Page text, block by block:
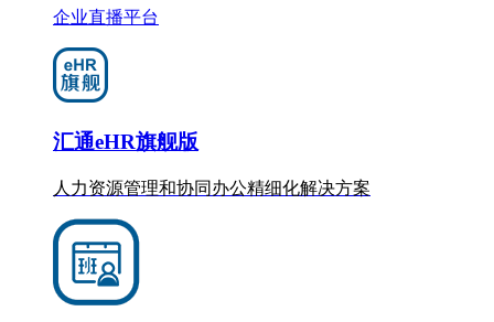
企业直播平台
汇通eHR旗舰版
人力资源管理和协同办公精细化解决方案